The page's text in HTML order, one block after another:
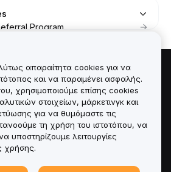
with Rewards Points (Bybit
Program
απαραίτητα cookies για να
και να παραμένει ασφαλής.
χρησιμοποιούμε επίσης cookies
στοιχείων, μάρκετινγκ και
για να θυμόμαστε τις
τη χρήση του ιστοτόπου, να
υποστηρίζουμε λειτουργίες
χρήσης.